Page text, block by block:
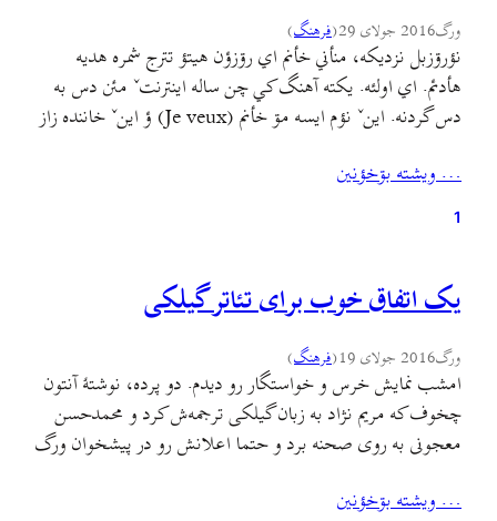
ورگ2016 جولای 29 (فرهنگ)
نؤرۊزبل نزديکه، منأني خأنم اي رۊزؤن هيتؤ تترج شمره هديه
هأدئم. اي اولئه. يکته آهنگ کي چن ساله اينترنتˇ مئن دس به
دس گردنه. اينˇ نؤم ايسه مۊ خأنم (Je veux) ؤ اينˇ خاننده زاز
بشتؤيين ؤ کئف بکۊنين. هم تينين اي کليپˇ فايله…
… ويشته بۊخؤنين
1
یک اتفاق خوب برای تئاتر گیلکی
ورگ2016 جولای 19 (فرهنگ)
امشب نمایش خرس و خواستگار رو دیدم. دو پرده، نوشتهٔ آنتون
چخوف که مریم نژاد به زبان گیلکی ترجمه‌ش کرد و محمدحسن
معجونی به روی صحنه برد و حتما اعلانش رو در پیشخوان ورگ
پیش در لاهیجان تئاتری به زبان گیلکی دیده بودم به نام…
… ويشته بۊخؤنين